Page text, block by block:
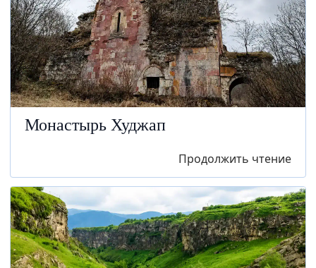
Монастырь Худжап
Продолжить чтение